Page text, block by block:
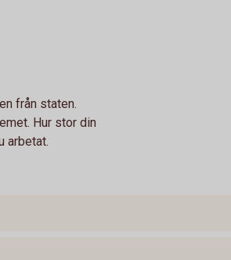
från staten.
Hur stor din
arbetat.